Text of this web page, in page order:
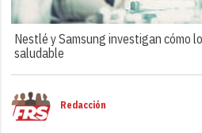
Nestlé y Samsung investigan cómo
saludable
Redacción